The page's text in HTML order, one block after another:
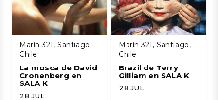
Marín 321, Santiago,
Chile
La mosca de David
Cronenberg en
SALA K
28 JUL
Marín 321, Santiago,
Chile
Brazil de Terry
Gilliam en SALA K
28 JUL